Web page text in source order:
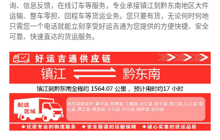
询、信息反馈，在线订车等服务， 专业承接镇江到黔东南地区大件
运输、整车零担、回程车等货运业务。 您只要有货，无论何时何地
只需您一个电话就能立刻享受好运吉通为您提供的方便快捷、安全
可靠、快速直达的货运服务。